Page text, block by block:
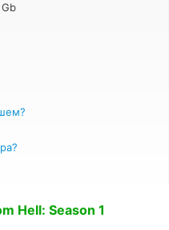
Hell: Season 1